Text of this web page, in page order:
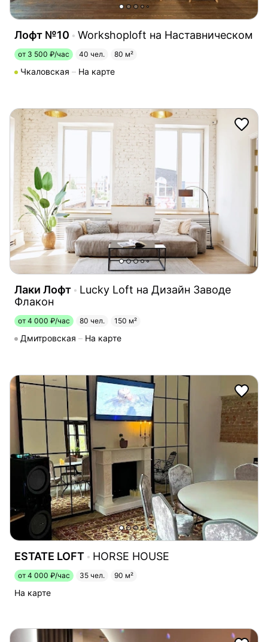
Лофт №10 Workshoploft на Наставническом
от 3 500 ₽/час 40 чел. 80 м²
Чкаловская На карте
Лаки Лофт
Lucky Loft на Дизайн Заводе
Флакон
от 4 000 ₽/час 80 чел. 150 м²
Дмитровская На карте
ESTATE LOFT HORSE HOUSE
от 4 000 ₽/час 35 чел. 90 м²
На карте